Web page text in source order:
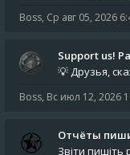
Boss, Ср авг 05, 2026
Support us!
Boss, Вс июл 12, 2026
Отчёты